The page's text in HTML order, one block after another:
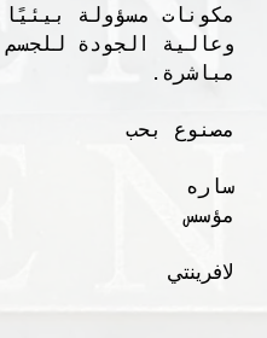
مكونات مسؤولة
وعالية الجودة
مباشرة.
مصنوع بحب
ساره
مؤسس
لافرينتي